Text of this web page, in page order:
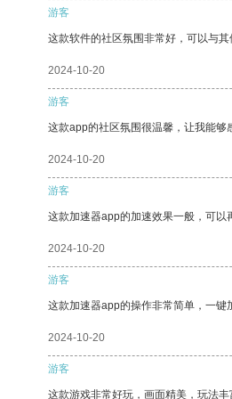
游客
这款软件的社区氛围非常好，可以与其
2024-10-20
游客
这款app的社区氛围很温馨，让我能够
2024-10-20
游客
这款加速器app的加速效果一般，可以
2024-10-20
游客
这款加速器app的操作非常简单，一键
2024-10-20
游客
这款游戏非常好玩，画面精美，玩法